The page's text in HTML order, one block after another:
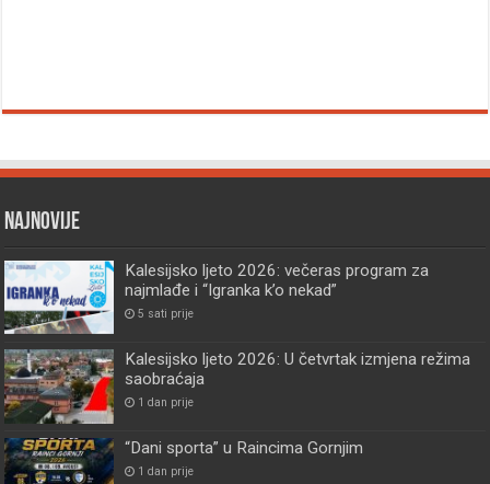
Najnovije
Kalesijsko ljeto 2026: večeras program za
najmlađe i “Igranka k’o nekad”
5 sati prije
Kalesijsko ljeto 2026: U četvrtak izmjena režima
saobraćaja
1 dan prije
“Dani sporta” u Raincima Gornjim
1 dan prije